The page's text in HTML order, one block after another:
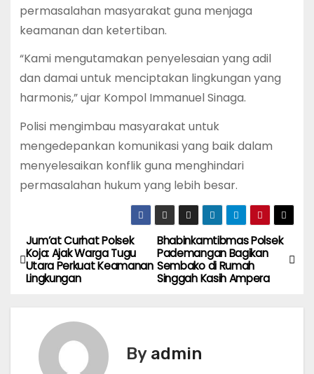
permasalahan masyarakat guna menjaga
keamanan dan ketertiban.
“Kami mengutamakan penyelesaian yang adil
dan damai untuk menciptakan lingkungan yang
harmonis,” ujar Kompol Immanuel Sinaga.
Polisi mengimbau masyarakat untuk
mengedepankan komunikasi yang baik dalam
menyelesaikan konflik guna menghindari
permasalahan hukum yang lebih besar.
P
o
Bhabinkamtibmas Polsek
Pademangan Bagikan
Sembako di Rumah
Singgah Kasih Ampera
Jum’at Curhat Polsek
Koja: Ajak Warga Tugu
Utara Perkuat Keamanan
Lingkungan
By admin